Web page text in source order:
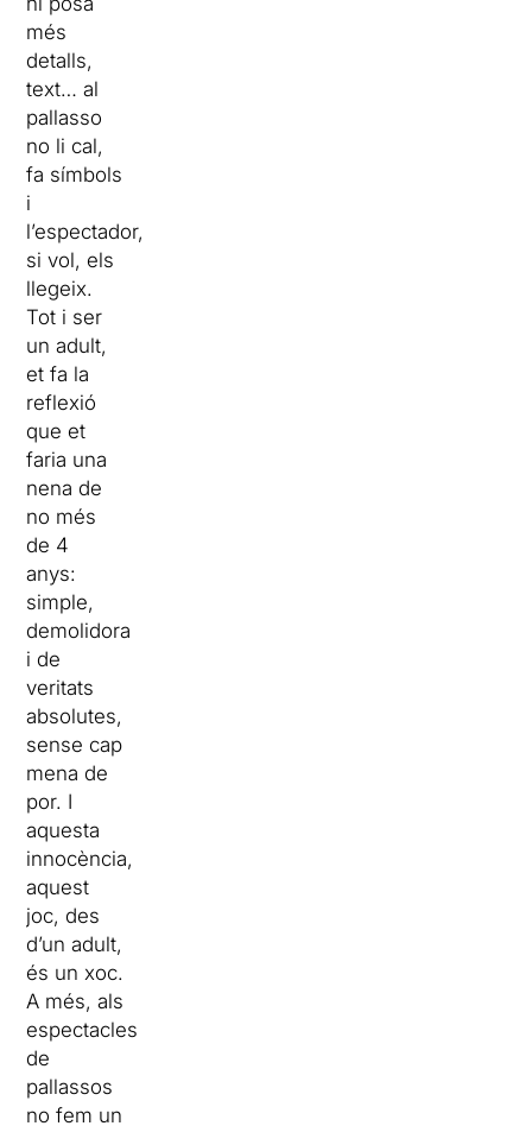
més
detalls,
text… al
pallasso
no li cal,
fa símbols
i
l’espectador,
si vol, els
llegeix.
Tot i ser
un adult,
et fa la
reflexió
que et
faria una
nena de
no més
de 4
anys:
simple,
demolidora
i de
veritats
absolutes,
sense cap
mena de
por. I
aquesta
innocència,
aquest
joc, des
d’un adult,
és un xoc.
A més, als
espectacles
de
pallassos
no fem un